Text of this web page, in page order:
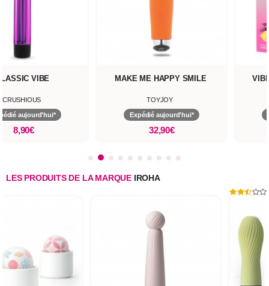
VIBE
CRUSHIOUS
aujourd'hui*
8,90€
MAKE ME HAPPY SMILE
TOYJOY
Expédié aujourd'hui*
32,90€
LES PRODUITS DE LA MARQUE IROHA